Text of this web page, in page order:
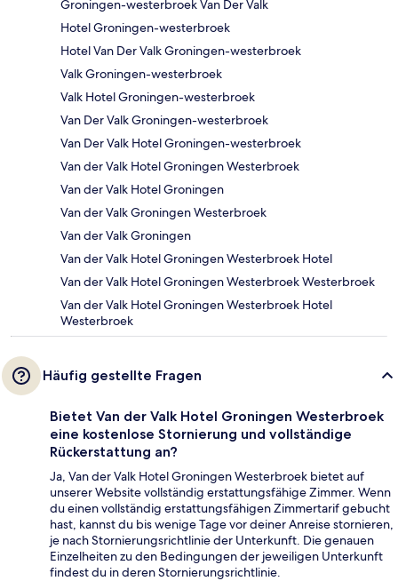
Groningen-westerbroek Van Der Valk
Hotel Groningen-westerbroek
Hotel Van Der Valk Groningen-westerbroek
Valk Groningen-westerbroek
Valk Hotel Groningen-westerbroek
Van Der Valk Groningen-westerbroek
Van Der Valk Hotel Groningen-westerbroek
Van der Valk Hotel Groningen Westerbroek
Van der Valk Hotel Groningen
Van der Valk Groningen Westerbroek
Van der Valk Groningen
Van der Valk Hotel Groningen Westerbroek Hotel
Van der Valk Hotel Groningen Westerbroek Westerbroek
Van der Valk Hotel Groningen Westerbroek Hotel
Westerbroek
Häufig gestellte Fragen
Bietet Van der Valk Hotel Groningen Westerbroek
eine kostenlose Stornierung und vollständige
Rückerstattung an?
Ja, Van der Valk Hotel Groningen Westerbroek bietet auf
unserer Website vollständig erstattungsfähige Zimmer. Wenn
du einen vollständig erstattungsfähigen Zimmertarif gebucht
hast, kannst du bis wenige Tage vor deiner Anreise stornieren,
je nach Stornierungsrichtlinie der Unterkunft. Die genauen
Einzelheiten zu den Bedingungen der jeweiligen Unterkunft
findest du in deren Stornierungsrichtlinie.